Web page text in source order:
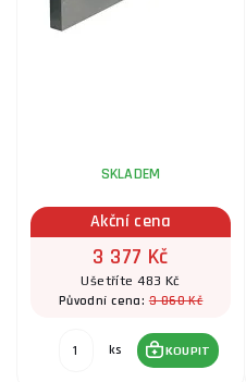
SKLADEM
Akční cena
3 377 Kč
Ušetříte 483 Kč
Původní cena:3 860 Kč
ks KOUPIT